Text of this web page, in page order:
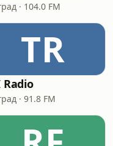
· 104.0 FM
TR
Radio
· 91.8 FM